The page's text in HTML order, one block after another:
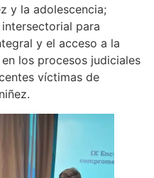
y la adolescencia;
para
y el acceso a la
los procesos judiciales
víctimas de